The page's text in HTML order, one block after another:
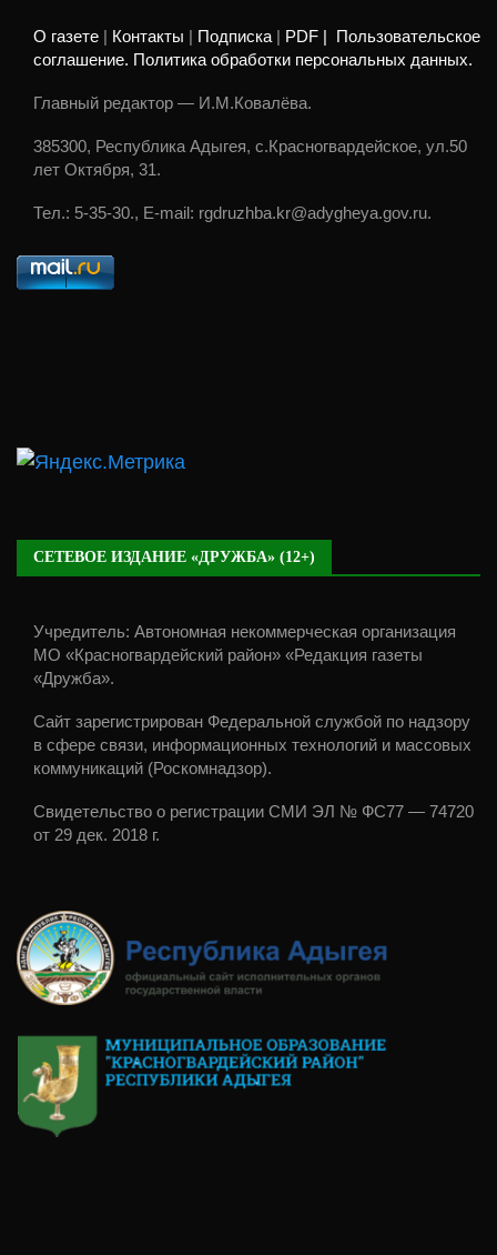
О газете | Контакты | Подписка | PDF | Пользовательское
соглашение. Политика обработки персональных данных.
Главный редактор — И.М.Ковалёва.
385300, Республика Адыгея, с.Красногвардейское, ул.50
лет Октября, 31.
Тел.: 5-35-30., E-mail: rgdruzhba.kr@adygheya.gov.ru.
СЕТЕВОЕ ИЗДАНИЕ «ДРУЖБА» (12+)
Учредитель: Автономная некоммерческая организация
МО «Красногвардейский район» «Редакция газеты
«Дружба».
Сайт зарегистрирован Федеральной службой по надзору
в сфере связи, информационных технологий и массовых
коммуникаций (Роскомнадзор).
Свидетельство о регистрации СМИ ЭЛ № ФС77 — 74720
от 29 дек. 2018 г.